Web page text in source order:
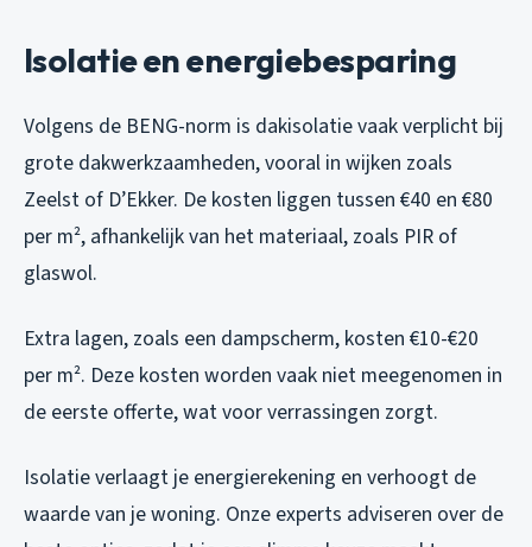
Isolatie en energiebesparing
Volgens de BENG-norm is dakisolatie vaak verplicht bij
grote dakwerkzaamheden, vooral in wijken zoals
Zeelst of D’Ekker. De kosten liggen tussen €40 en €80
per m², afhankelijk van het materiaal, zoals PIR of
glaswol.
Extra lagen, zoals een dampscherm, kosten €10-€20
per m². Deze kosten worden vaak niet meegenomen in
de eerste offerte, wat voor verrassingen zorgt.
Isolatie verlaagt je energierekening en verhoogt de
waarde van je woning. Onze experts adviseren over de